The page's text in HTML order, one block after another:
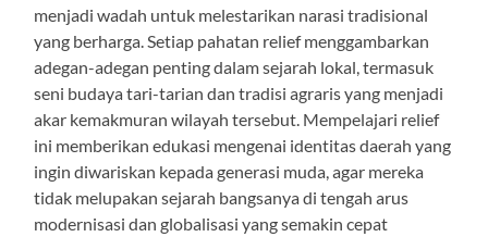
menjadi wadah untuk melestarikan narasi tradisional
yang berharga. Setiap pahatan relief menggambarkan
adegan-adegan penting dalam sejarah lokal, termasuk
seni budaya tari-tarian dan tradisi agraris yang menjadi
akar kemakmuran wilayah tersebut. Mempelajari relief
ini memberikan edukasi mengenai identitas daerah yang
ingin diwariskan kepada generasi muda, agar mereka
tidak melupakan sejarah bangsanya di tengah arus
modernisasi dan globalisasi yang semakin cepat